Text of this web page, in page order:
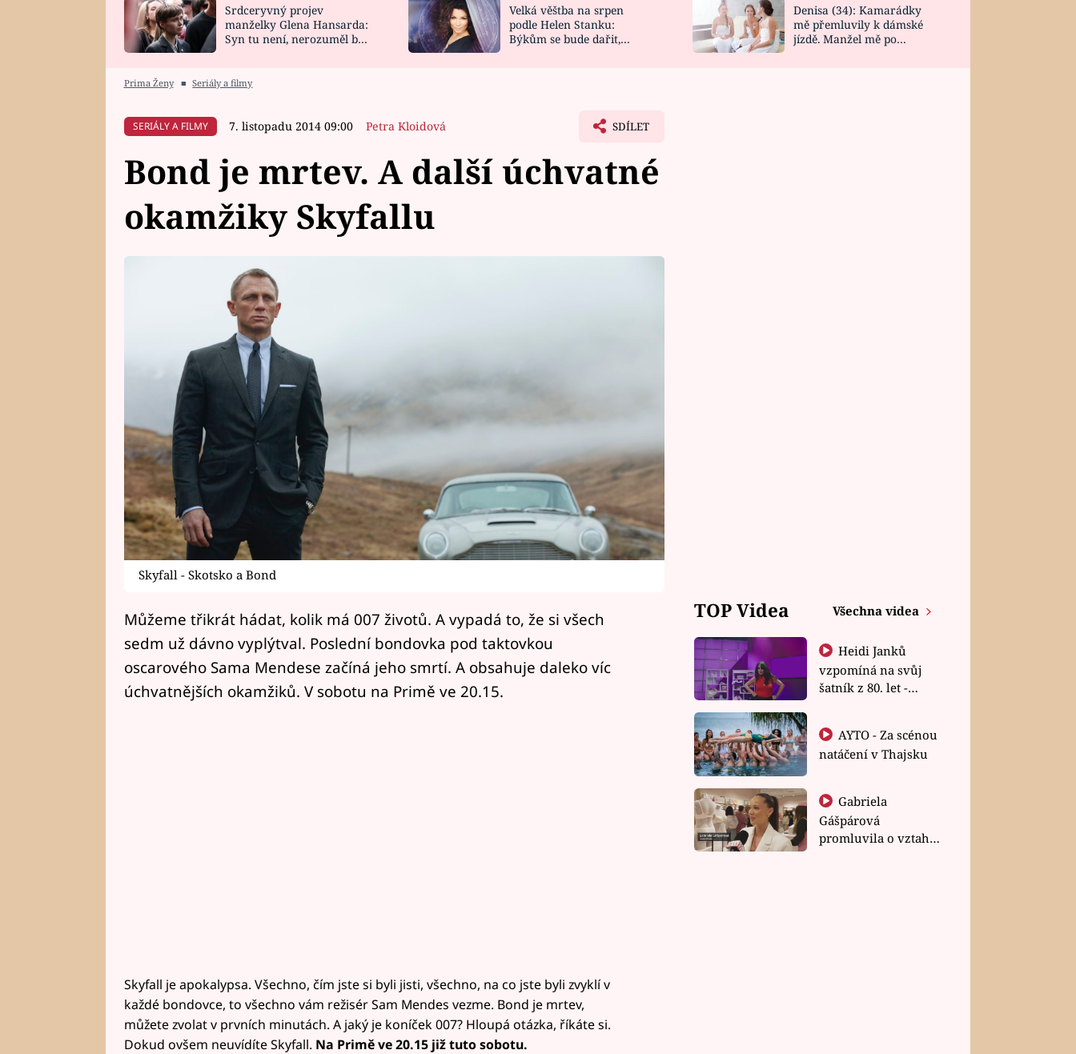
HOROSKOP NA
CELEBRITY
VAŘENÍ
NOVINKY
VIDEORECEPTY
DESIGN
Srdceryvný projev
manželky Glena Hansarda:
Syn tu není, nerozuměl by
Velká věštba na srpen
podle Helen Stanku:
Býkům se bude dařit,
Denisa (34): Kamarádky
mě přemluvily k dámské
jízdě. Manžel mě po
Prima Ženy ■ Seriály a filmy
SERIÁLY A FILMY 7. listopadu 2014 09:00 Petra Kloidová SDÍLET
Bond je mrtev. A další úchvatné
okamžiky Skyfallu
Skyfall - Skotsko a Bond
Můžeme třikrát hádat, kolik má 007 životů. A vypadá to, že si všech
sedm už dávno vyplýtval. Poslední bondovka pod taktovkou
oscarového Sama Mendese začíná jeho smrtí. A obsahuje daleko víc
úchvatnějších okamžiků. V sobotu na Primě ve 20.15.
Skyfall je apokalypsa. Všechno, čím jste si byli jisti, všechno, na co jste byli zvyklí v
každé bondovce, to všechno vám režisér Sam Mendes vezme. Bond je mrtev,
můžete zvolat v prvních minutách. A jaký je koníček 007? Hloupá otázka, říkáte si.
Dokud ovšem neuvídíte Skyfall. Na Primě ve 20.15 již tuto sobotu.
TOP Videa Všechna videa
Heidi Janků
vzpomíná na svůj
šatník z 80. let -
natáčení v Thajsku
Gabriela
Gášpárová
promluvila o vztahu